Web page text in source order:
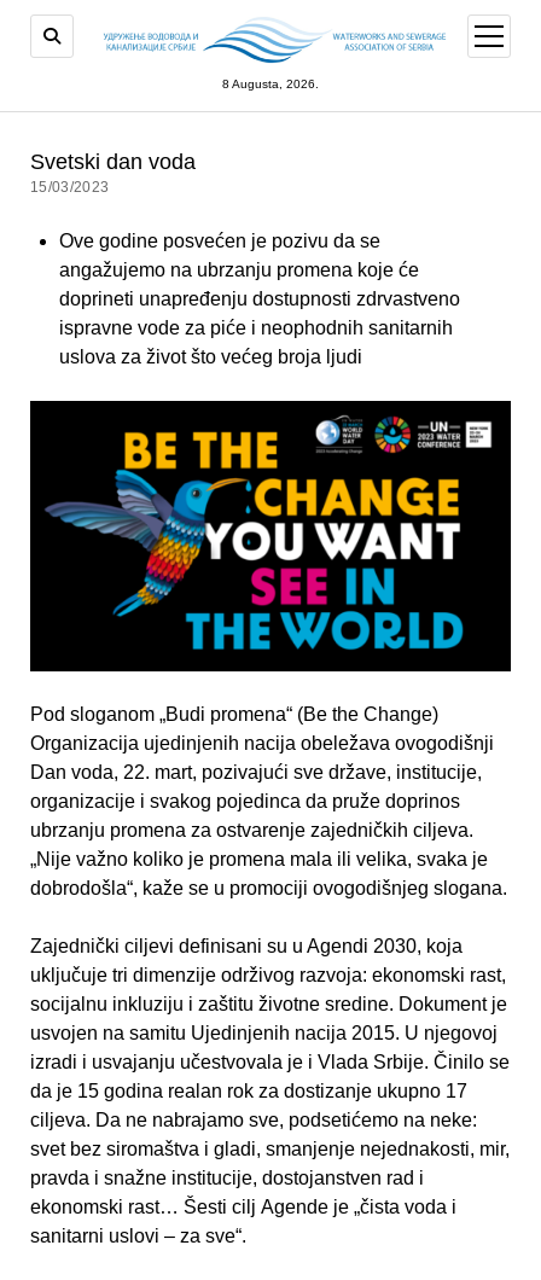
8 Augusta, 2026.
open
menu
Svetski dan voda
15/03/2023
Ove godine posvećen je pozivu da se
angažujemo na ubrzanju promena koje će
doprineti unapređenju dostupnosti zdrvastveno
ispravne vode za piće i neophodnih sanitarnih
uslova za život što većeg broja lјudi
Pod sloganom „Budi promena“ (Be the Change)
Organizacija ujedinjenih nacija obeležava ovogodišnji
Dan voda, 22. mart, pozivajući sve države, institucije,
organizacije i svakog pojedinca da pruže doprinos
ubrzanju promena za ostvarenje zajedničkih cilјeva.
„Nije važno koliko je promena mala ili velika, svaka je
dobrodošla“, kaže se u promociji ovogodišnjeg slogana.
Zajednički cilјevi definisani su u Agendi 2030, koja
uklјučuje tri dimenzije održivog razvoja: ekonomski rast,
socijalnu inkluziju i zaštitu životne sredine. Dokument je
usvojen na samitu Ujedinjenih nacija 2015. U njegovoj
izradi i usvajanju učestvovala je i Vlada Srbije. Činilo se
da je 15 godina realan rok za dostizanje ukupno 17
cilјeva. Da ne nabrajamo sve, podsetićemo na neke:
svet bez siromaštva i gladi, smanjenje nejednakosti, mir,
pravda i snažne institucije, dostojanstven rad i
ekonomski rast… Šesti cilј Agende je „čista voda i
sanitarni uslovi – za sve“.